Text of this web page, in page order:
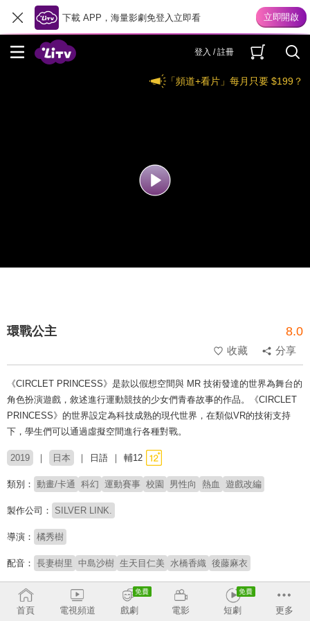
下載 APP，海量影劇免登入立即看
登入 / 註冊
「頻道+看片」每月只要 $199？
環戰公主 8.0
收藏 分享
《CIRCLET PRINCESS》是款以假想空間與 MR 技術發達的世界為舞台的
角色扮演遊戲，敘述進行運動競技的少女們青春故事的作品。《CIRCLET
PRINCESS》的世界設定為科技成熟的現代世界，在類似VR的技術支持
下，學生們可以通過虛擬空間進行各種對戰。
2019 日本 日語 輔12
類別： 動畫/卡通 科幻 運動賽事 校園 男性向 熱血 遊戲改編
製作公司： SILVER LINK.
導演： 橘秀樹
配音： 長妻樹里 中島沙樹 生天目仁美 水橋香織 後藤麻衣
原著： DMM GAMES
※此內容含有：性與裸露
首頁 電視頻道 戲劇 電影 短劇 更多